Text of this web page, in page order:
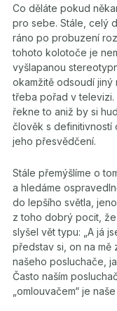
Co děláte pokud
pro sebe. Stále, celý
ráno po probuzení
tohoto kolotoče je
vyšlapanou
okamžitě odsoudí jiný
třeba pořad v televizi.
řekne to aniž by si
člověk s definitivností
jeho přesvědčení.
Stále přemýšlíme o
a hledáme
do lepšího světla,
z toho dobrý pocit, že
slyšel vět typu: „A já
představ si, on na mě
našeho posluchače,
Často naším
„omlouvačem“ je